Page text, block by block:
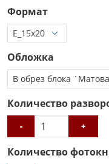
Формат
Обложка
Количество
- +
Количество